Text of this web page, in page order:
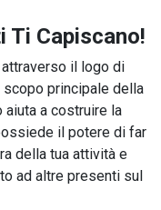
Ti Capiscano!
il logo di
principale della
aiuta a costruire la
il potere di far
della tua attività e
ad altre presenti sul